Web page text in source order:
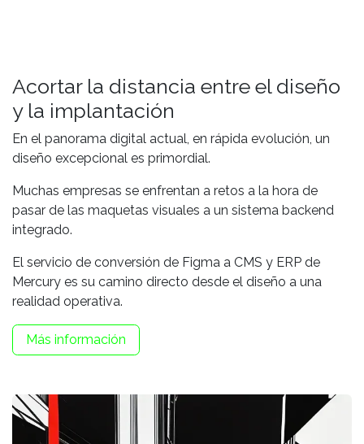
Acortar la distancia entre el diseño
y la implantación
En el panorama digital actual, en rápida evolución, un
diseño excepcional es primordial.
Muchas empresas se enfrentan a retos a la hora de
pasar de las maquetas visuales a un sistema backend
integrado.
El servicio de conversión de Figma a CMS y ERP de
Mercury es su camino directo desde el diseño a una
realidad operativa.
Más información